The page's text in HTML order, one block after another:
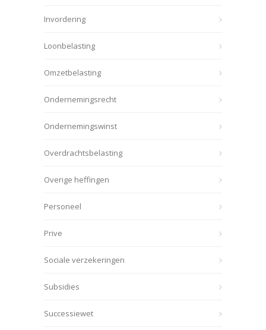
Invordering
Loonbelasting
Omzetbelasting
Ondernemingsrecht
Ondernemingswinst
Overdrachtsbelasting
Overige heffingen
Personeel
Prive
Sociale verzekeringen
Subsidies
Successiewet